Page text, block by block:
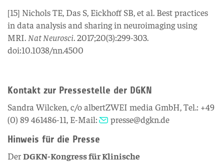
[15] Nichols TE, Das S, Eickhoff SB, et al. Best practices
in data analysis and sharing in neuroimaging using
MRI. Nat Neurosci. 2017;20(3):299-303.
doi:10.1038/nn.4500
Kontakt zur Pressestelle der DGKN
Sandra Wilcken, c/o albertZWEI media GmbH, Tel.: +49
(0) 89 461486-11, E-Mail:
presse@dgkn.de
Hinweis für die Presse
DerDGKN-Kongress für Klinische